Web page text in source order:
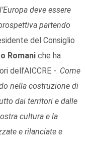
deve essere
partendo
del Consiglio
Romani che ha
dell’AICCRE -. Come
nella costruzione di
dai territori e dalle
cultura e la
e rilanciate e